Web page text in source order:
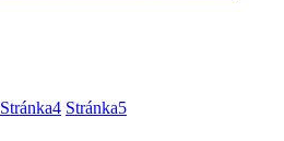
Stránka4 Stránka5